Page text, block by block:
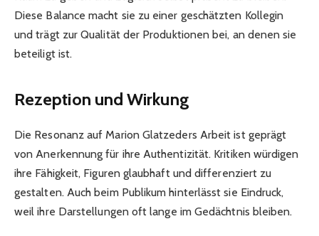
Diese Balance macht sie zu einer geschätzten Kollegin
und trägt zur Qualität der Produktionen bei, an denen sie
beteiligt ist.
Rezeption und Wirkung
Die Resonanz auf Marion Glatzeders Arbeit ist geprägt
von Anerkennung für ihre Authentizität. Kritiken würdigen
ihre Fähigkeit, Figuren glaubhaft und differenziert zu
gestalten. Auch beim Publikum hinterlässt sie Eindruck,
weil ihre Darstellungen oft lange im Gedächtnis bleiben.